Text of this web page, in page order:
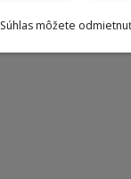
Súhlas môžete